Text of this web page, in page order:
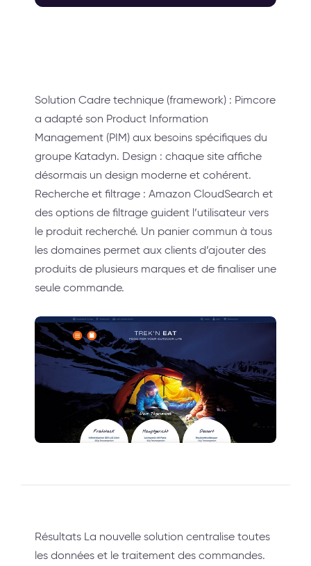
Solution Cadre technique (framework) : Pimcore
a adapté son Product Information
Management (PIM) aux besoins spécifiques du
groupe Katadyn. Design : chaque site affiche
désormais un design moderne et cohérent.
Recherche et filtrage : Amazon CloudSearch et
des options de filtrage guident l’utilisateur vers
le produit recherché. Un panier commun à tous
les domaines permet aux clients d’ajouter des
produits de plusieurs marques et de finaliser une
seule commande.
Résultats La nouvelle solution centralise toutes
les données et le traitement des commandes.